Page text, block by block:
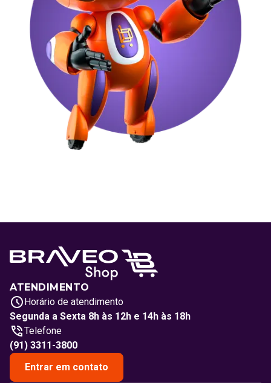
ATENDIMENTO
Horário de atendimento
Segunda a Sexta 8h às 12h e 14h às 18h
Telefone
(91) 3311-3800
Entrar em contato